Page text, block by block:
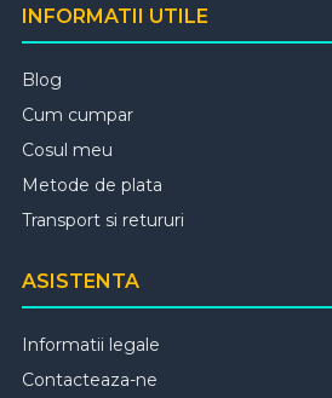
INFORMATII UTILE
Blog
Cum cumpar
Cosul meu
Metode de plata
Transport si retururi
ASISTENTA
Informatii legale
Contacteaza-ne